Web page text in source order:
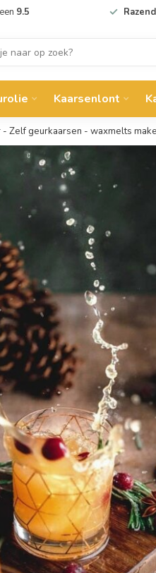
9.5
Kaarsenlont
Zelf geurkaarsen - waxmelts